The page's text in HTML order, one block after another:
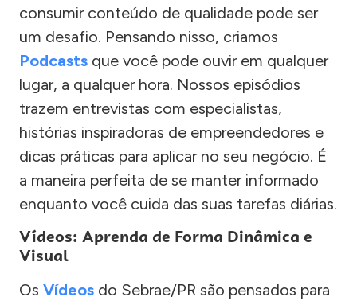
consumir conteúdo de qualidade pode ser
um desafio. Pensando nisso, criamos
Podcasts que você pode ouvir em qualquer
lugar, a qualquer hora. Nossos episódios
trazem entrevistas com especialistas,
histórias inspiradoras de empreendedores e
dicas práticas para aplicar no seu negócio. É
a maneira perfeita de se manter informado
enquanto você cuida das suas tarefas diárias.
Vídeos: Aprenda de Forma Dinâmica e
Visual
Os Vídeos do Sebrae/PR são pensados para